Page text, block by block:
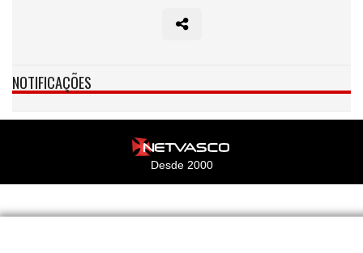
NOTIFICAÇÕES
Desde 2000